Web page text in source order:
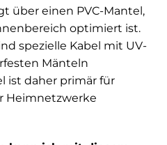
über einen PVC-Mantel,
optimiert ist.
spezielle Kabel mit UV-
Mänteln
ist daher primär für
Heimnetzwerke